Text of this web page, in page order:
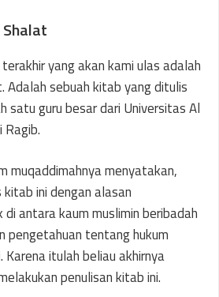
yang akan kami ulas adalah
Adalah sebuah kitab yang ditulis
satu guru besar dari Universitas Al
Ragib.
muqaddimahnya menyatakan,
ini dengan alasan
antara kaum muslimin beribadah
pengetahuan tentang hukum
Karena itulah beliau akhirnya
penulisan kitab ini.